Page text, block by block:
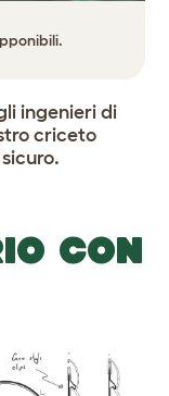
ingenieri di
criceto
CON